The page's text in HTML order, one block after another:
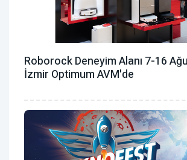
Roborock Deneyim Alanı 7-16
İzmir Optimum AVM'de